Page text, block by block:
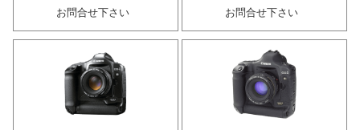
お問合せ下さい
お問合せ下さい